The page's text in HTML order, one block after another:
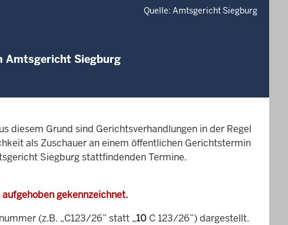
Quelle: Amtsgericht Siegburg
Amtsgericht Siegburg
diesem Grund sind Gerichtsverhandlungen in der Regel
als Zuschauer an einem öffentlichen Gerichtstermin
Siegburg stattfindenden Termine.
gekennzeichnet.
(z.B. „C123/26” statt „10 C 123/26”) dargestellt.